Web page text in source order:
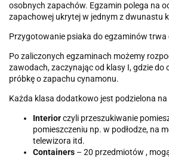
osobnych zapachów. Egzamin polega na
zapachowej ukrytej w jednym z dwunastu
Przygotowanie psiaka do egzaminów trwa
Po zaliczonych egzaminach możemy
zawodach, zaczynając od klasy I, gdzie do
próbkę o zapachu cynamonu.
Każda klasa dodatkowo jest podzielona
Interiorczyli przeszukiwanie
pomieszczeniu np. w podłodze, na
telewizora itd.
Containers – 20 przedmiotów ,